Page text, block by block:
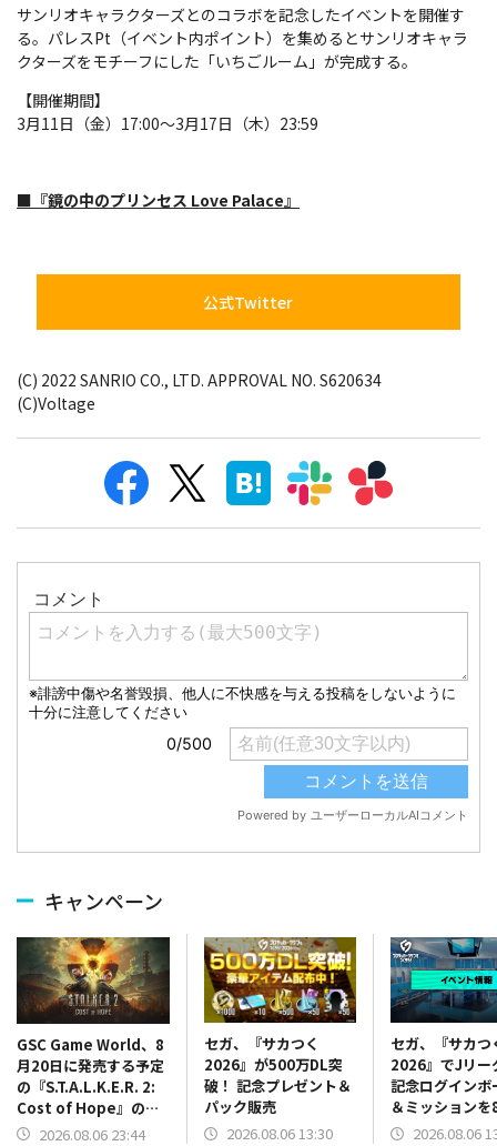
サンリオキャラクターズとのコラボを記念したイベントを開催す
る。パレスPt（イベント内ポイント）を集めるとサンリオキャラ
クターズをモチーフにした「いちごルーム」が完成する。
【開催期間】
3月11日（金）17:00～3月17日（木）23:59
■『鏡の中のプリンセス Love Palace』
公式Twitter
(C) 2022 SANRIO CO., LTD. APPROVAL NO. S620634
(C)Voltage
キャンペーン
GSC Game World、8
月20日に発売する予定
の『S.T.A.L.K.E.R. 2:
Cost of Hope』のロ
ケーションを紹介する
2026.08.06 23:44
セガ、『サカつく
2026』が500万DL突
破！ 記念プレゼント＆
パック販売
2026.08.06 13:30
セガ、『サカつ
2026』でJリー
記念ログインボ
＆ミッション
13時より開催
2026.08.06